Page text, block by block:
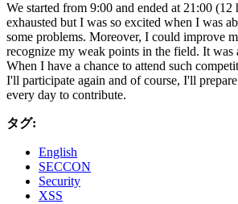
We started from 9:00 and ended at 21:00
exhausted but I was so excited when I was
some problems. Moreover, I could improve
recognize my weak points in the field. It was
When I have a chance to attend such
I'll participate again and of course, I'll
every day to contribute.
タグ:
English
SECCON
Security
XSS